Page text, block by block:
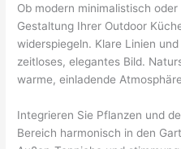
Ob modern minimalistisch
Gestaltung Ihrer Outdoor
widerspiegeln. Klare Linien
zeitloses, elegantes Bild.
warme, einladende
Integrieren Sie Pflanzen und
Bereich harmonisch in den